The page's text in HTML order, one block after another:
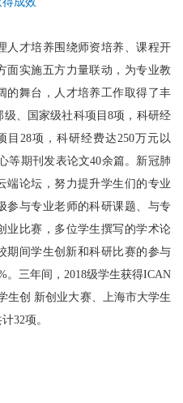
才培养围绕师资培养、课程开
面实施五方力量联动，为专业教
的舞台，人才培养工作取得了丰
、国家级社科项目8项，科研经
目28项，科研经费达250万元以
等期刊发表论文40余篇。新冠肺
端论坛，努力提升学生们的专业
参与专业老师的科研课题、与专
业比赛，多位学生撰写的学术论
期间学生创新和科研比赛的参与
。三年间，2018级学生获得ICAN
生创 新创业大赛、上海市大学生
32项。